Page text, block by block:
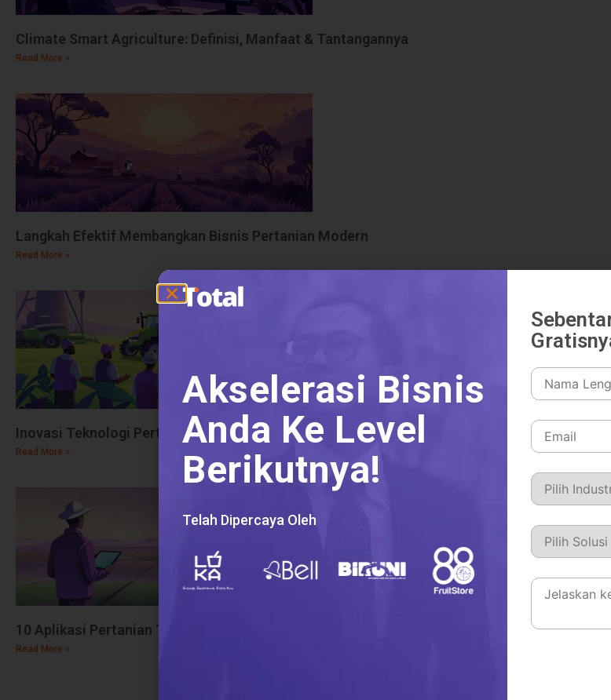
Climate Smart Agriculture: Definisi, Manfaat & Tantangannya
Read More »
Langkah Efektif Membangkan Bisnis Pertanian Modern
Read More »
Inovasi Teknologi Pertanian: Manfaat & Contohnya
Read More »
10 Aplikasi Pertanian Terbaik untuk Agribisnis Indonesia 2026
Read More »
Akselerasi Bisnis
Anda Ke Level
Berikutnya!
Telah Dipercaya Oleh